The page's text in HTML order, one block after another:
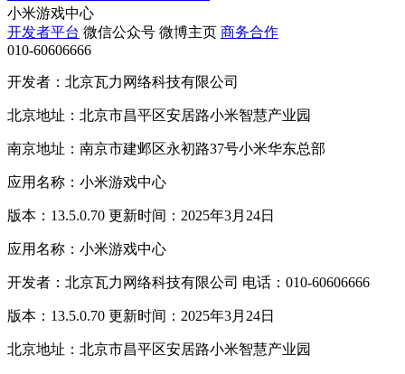
小米游戏中心
开发者平台 微信公众号 微博主页 商务合作
010-60606666
开发者：北京瓦力网络科技有限公司
北京地址：北京市昌平区安居路小米智慧产业园
南京地址：南京市建邺区永初路37号小米华东总部
应用名称：小米游戏中心
版本：13.5.0.70 更新时间：2025年3月24日
应用名称：小米游戏中心
开发者：北京瓦力网络科技有限公司 电话：010-60606666
版本：13.5.0.70 更新时间：2025年3月24日
北京地址：北京市昌平区安居路小米智慧产业园